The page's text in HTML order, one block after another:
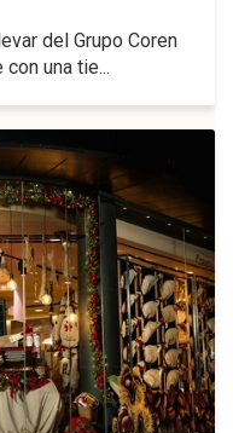
del Grupo Coren
una tie...